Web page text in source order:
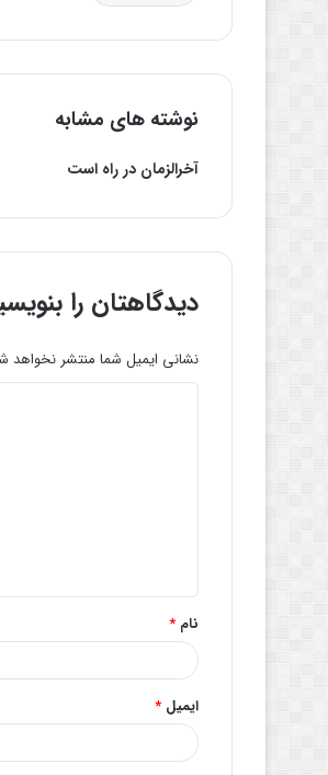
نوشته های مشابه
آخرالزمان در راه است
دیدگاهتان را
نشانی ایمیل شما منتشر نخواهد
*
نام *
ایمیل *